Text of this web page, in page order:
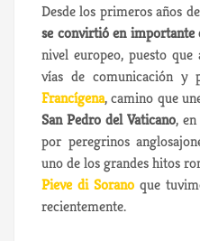
Desde los primeros años
se convirtió en
nivel europeo, puesto
vías de comunicación y
Francígena, camino que
San Pedro del Vaticano,
por peregrinos
uno de los grandes hitos
Pieve di Sorano que
recientemente.